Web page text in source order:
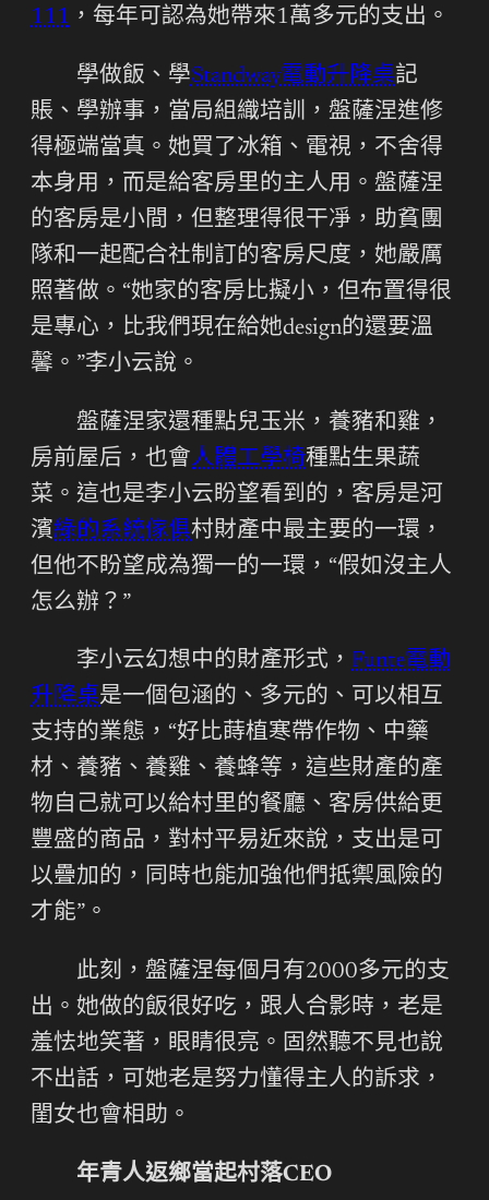
111 ，每年可認為她帶來1萬多元的支出。
學做飯、學Standway電動升降桌記
賬、學辦事，當局組織培訓，盤薩涅進修
得極端當真。她買了冰箱、電視，不舍得
本身用，而是給客房里的主人用。盤薩涅
的客房是小間，但整理得很干凈，助貧團
隊和一起配合社制訂的客房尺度，她嚴厲
照著做。“她家的客房比擬小，但布置得很
是專心，比我們現在給她design的還要溫
馨。”李小云說。
盤薩涅家還種點兒玉米，養豬和雞，
房前屋后，也會人體工學椅種點生果蔬
菜。這也是李小云盼望看到的，客房是河
濱綠的系統傢俱村財產中最主要的一環，
但他不盼望成為獨一的一環，“假如沒主人
怎么辦？”
李小云幻想中的財產形式， Funte電動
升降桌是一個包涵的、多元的、可以相互
支持的業態，“好比蒔植寒帶作物、中藥
材、養豬、養雞、養蜂等，這些財產的產
物自己就可以給村里的餐廳、客房供給更
豐盛的商品，對村平易近來說，支出是可
以疊加的，同時也能加強他們抵禦風險的
才能”。
此刻，盤薩涅每個月有2000多元的支
出。她做的飯很好吃，跟人合影時，老是
羞怯地笑著，眼睛很亮。固然聽不見也說
不出話，可她老是努力懂得主人的訴求，
閨女也會相助。
年青人返鄉當起村落CEO